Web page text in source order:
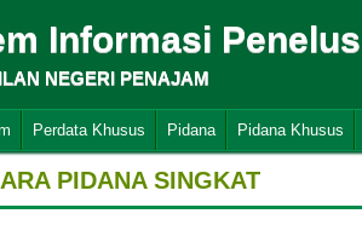
Informasi
NEGERI PENAJAM
Perdata Khusus Pidana Pidana Khusus
PIDANA SINGKAT